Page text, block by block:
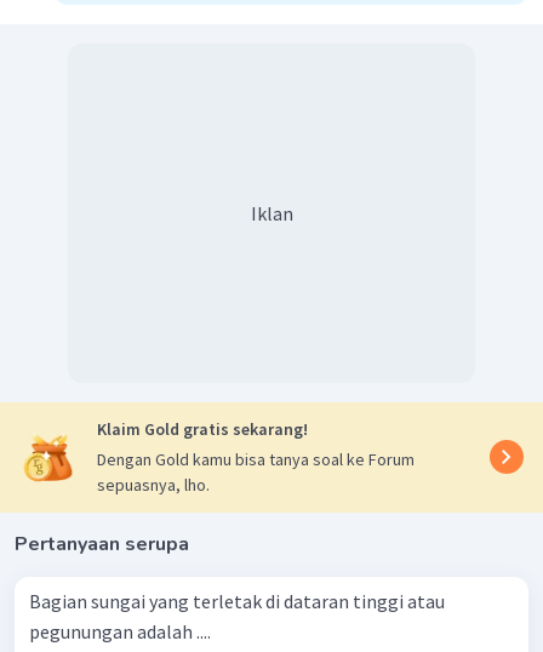
Iklan
Klaim Gold gratis sekarang!
Dengan Gold kamu bisa tanya soal ke Forum
sepuasnya, lho.
Pertanyaan serupa
Bagian sungai yang terletak di dataran tinggi atau
pegunungan adalah ....